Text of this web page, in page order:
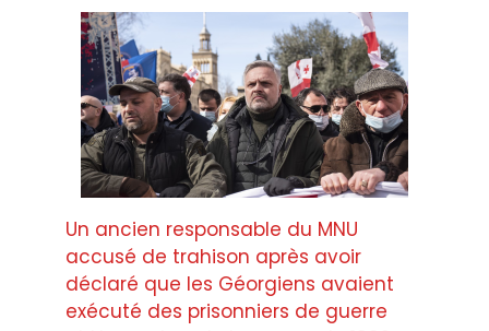
Un ancien responsable du MNU
accusé de trahison après avoir
déclaré que les Géorgiens avaient
exécuté des prisonniers de guerre